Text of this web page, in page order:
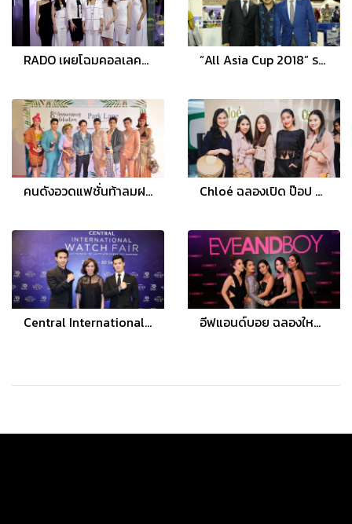
RADO เผยโฉมคอลเลคชั่นใหม่ล่าสุดส่งตรงจากสวิตเซอร์แลนด์ “All Asia Cup 2018” รอบชิงชนะเลิศ ดารา เซเลบริตี้ จัดเต็ม โก้ หรู ตบเท้าเข้าร่วมงาน
คนดังอวดแฟชั่นท้าลมฝน ... โชว์โทนสีสดใส “ฉลอง 8 ปี พาร์ค เลน เอกมัย” ในธีม ฟลอริเดียน ซัมเมอร์ บีช Chloé ฉลองเปิด ป๊อป อัพ สโตร์ ชวนแฟชั่นนิสต้า เปิดประสบการณ์การช็อปไอเทมโปรด Spring 2019
Central International Watch Fair 2017 อีฟแอนด์บอย ฉลองใหญ่ครบรอบ 12 ปี จัดงาน “The Beauty Destination” เปิดตัว 7 แบรนด์เอ็นดอร์สเซอร์